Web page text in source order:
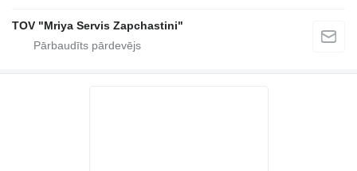
TOV "Mriya Servis Zapchastini"